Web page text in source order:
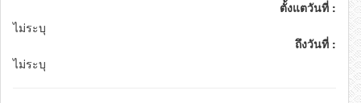
ตั้งแตวันที่ :
ไม่ระบุ
ถึงวันที่ :
ไม่ระบุ